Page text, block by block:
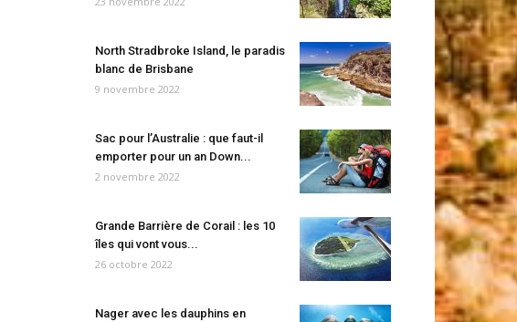
North Stradbroke Island, le paradis
blanc de Brisbane
9 novembre 2022
Sac pour l’Australie : que faut-il
emporter pour un an Down...
2 novembre 2022
Grande Barrière de Corail : les 10
îles qui vont vous...
26 octobre 2022
Nager avec les dauphins en